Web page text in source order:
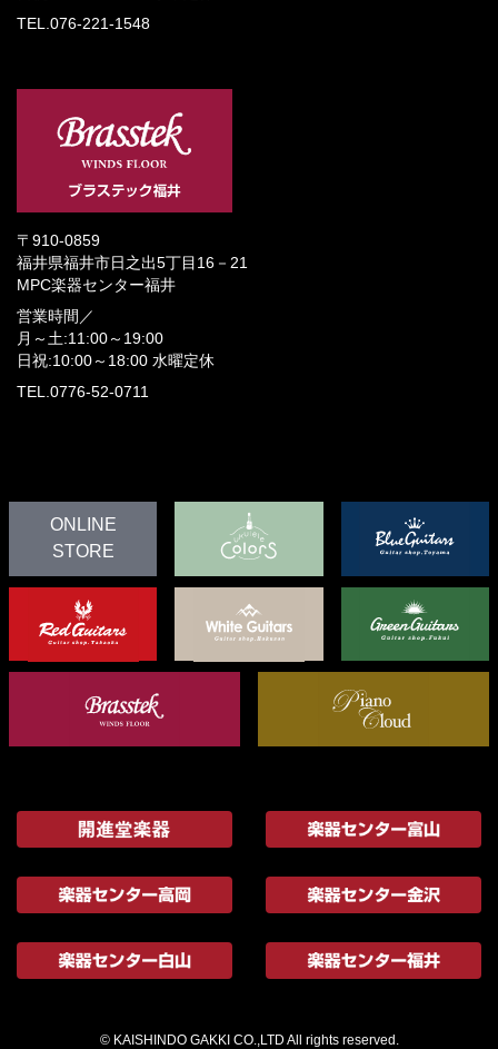
TEL.076-221-1548
〒910-0859
福井県福井市日之出5丁目16－21
MPC楽器センター福井
営業時間／
月～土:11:00～19:00
日祝:10:00～18:00 水曜定休
TEL.0776-52-0711
ONLINE
STORE
© KAISHINDO GAKKI CO.,LTD All rights reserved.